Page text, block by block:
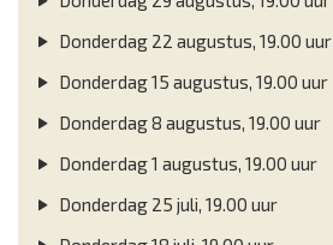
Donderdag 22 augustus, 19.00 uur
Donderdag 15 augustus, 19.00 uur
Donderdag 8 augustus, 19.00 uur
Donderdag 1 augustus, 19.00 uur
Donderdag 25 juli, 19.00 uur